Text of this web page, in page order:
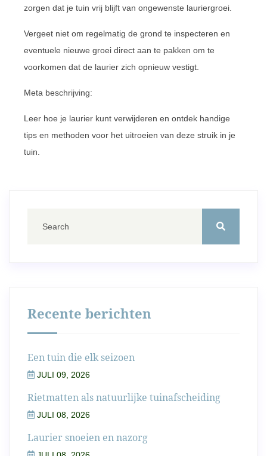
zorgen dat je tuin vrij blijft van ongewenste lauriergroei.
Vergeet niet om regelmatig de grond te inspecteren en
eventuele nieuwe groei direct aan te pakken om te
voorkomen dat de laurier zich opnieuw vestigt.
Meta beschrijving:
Leer hoe je laurier kunt verwijderen en ontdek handige
tips en methoden voor het uitroeien van deze struik in je
tuin.
Recente berichten
Een tuin die elk seizoen
JULI 09, 2026
Rietmatten als natuurlijke tuinafscheiding
JULI 08, 2026
Laurier snoeien en nazorg